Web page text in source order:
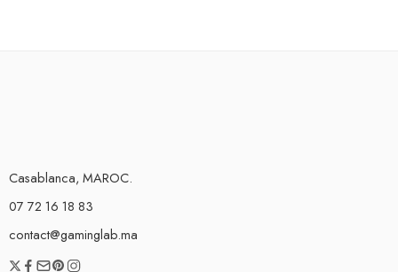
Casablanca, MAROC.
07 72 16 18 83
contact@gaminglab.ma